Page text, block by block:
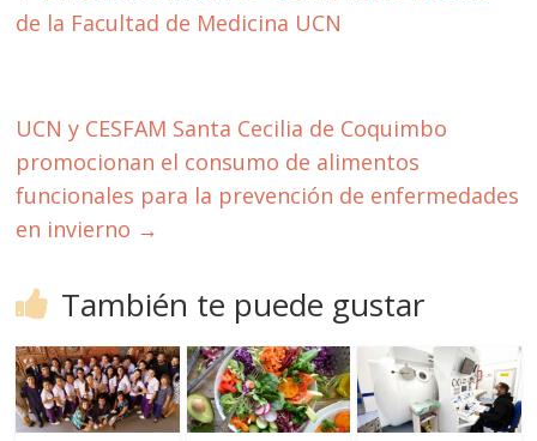
de la Facultad de Medicina UCN
UCN y CESFAM Santa Cecilia de Coquimbo
promocionan el consumo de alimentos
funcionales para la prevención de enfermedades
en invierno →
También te puede gustar